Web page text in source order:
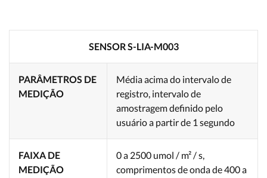
SENSOR S-LIA-M003
PARÂMETROS DE
MEDIÇÃO
Média acima do intervalo de
registro, intervalo de
amostragem definido pelo
usuário a partir de 1 segundo
FAIXA DE
MEDIÇÃO
0 a 2500 umol / m² / s,
comprimentos de onda de 400 a